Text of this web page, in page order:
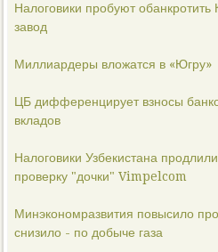
Налоговики пробуют
завод
Миллиардеры вложатся в «Югру»
ЦБ дифференцирует взносы
вкладов
Налоговики Узбекистана
проверку "дочки" Vimpelcom
Минэкономразвития повысило
снизило - по добыче газа